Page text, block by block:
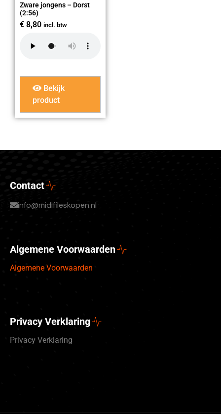
Zware jongens – Dorst
(2:56)
€ 8,80 incl. btw
Bekijk
product
Contact
info@midifileskopen.nl
Algemene Voorwaarden
Algemene Voorwaarden
Privacy Verklaring
Privacy Verklaring
Deutsch